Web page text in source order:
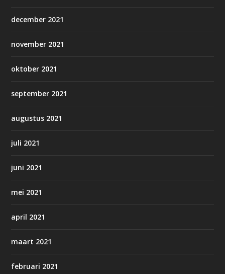
december 2021
november 2021
oktober 2021
september 2021
augustus 2021
juli 2021
juni 2021
mei 2021
april 2021
maart 2021
februari 2021